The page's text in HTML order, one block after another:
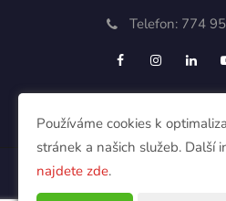
Telefon: 774
Používáme cookies k
stránek a našich služeb. Další
najdete zde.